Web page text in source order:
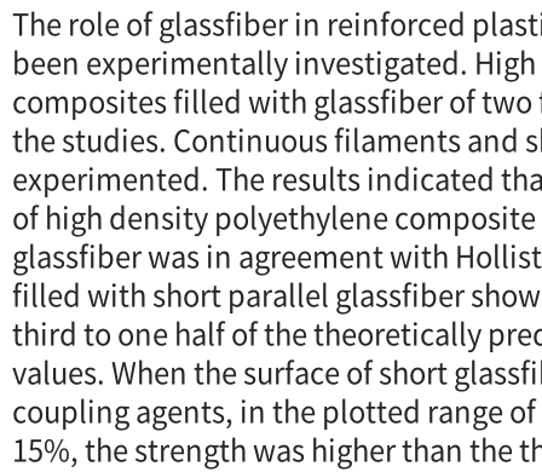
The role of glassfiber in reinforced
been experimentally investigated.
composites filled with glassfiber of two
the studies. Continuous filaments and
experimented. The results indicated
of high density polyethylene
glassfiber was in agreement with
filled with short parallel glassfiber
third to one half of the theoretically
values. When the surface of short
coupling agents, in the plotted range
15%, the strength was higher than the